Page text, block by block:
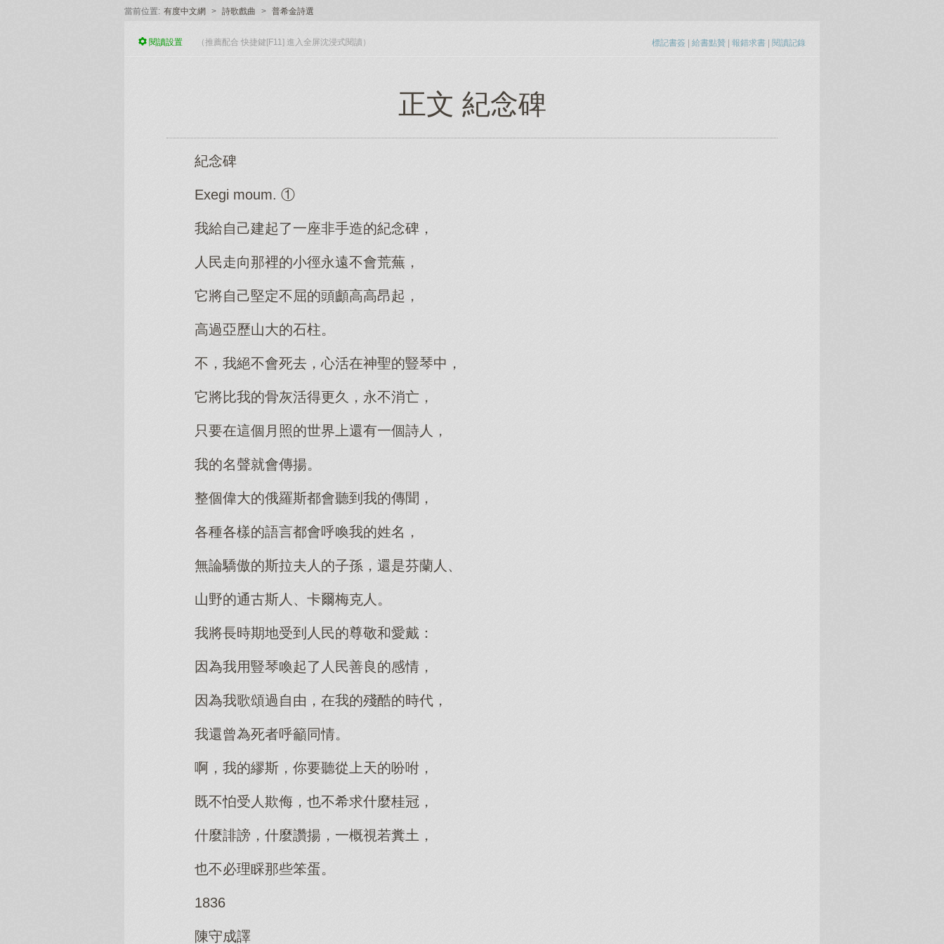
當前位置: 有度中文網 > 詩歌戲曲 > 普希金詩選
標記書簽 | 給書點贊 | 報錯求書 | 閱讀記錄
閱讀設置 （推薦配合 快捷鍵[F11] 進入全屏沈浸式閱讀）
正文 紀念碑
紀念碑
Exegi moum. ①
我給自己建起了一座非手造的紀念碑，
人民走向那裡的小徑永遠不會荒蕪，
它將自己堅定不屈的頭顱高高昂起，
高過亞歷山大的石柱。
不，我絕不會死去，心活在神聖的豎琴中，
它將比我的骨灰活得更久，永不消亡，
只要在這個月照的世界上還有一個詩人，
我的名聲就會傳揚。
整個偉大的俄羅斯都會聽到我的傳聞，
各種各樣的語言都會呼喚我的姓名，
無論驕傲的斯拉夫人的子孫，還是芬蘭人、
山野的通古斯人、卡爾梅克人。
我將長時期地受到人民的尊敬和愛戴：
因為我用豎琴喚起了人民善良的感情，
因為我歌頌過自由，在我的殘酷的時代，
我還曾為死者呼籲同情。
啊，我的繆斯，你要聽從上天的吩咐，
既不怕受人欺侮，也不希求什麼桂冠，
什麼誹謗，什麼讚揚，一概視若糞土，
也不必理睬那些笨蛋。
1836
陳守成譯